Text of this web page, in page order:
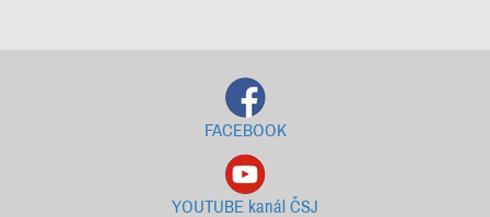
FACEBOOK
YOUTUBE kanál ČSJ